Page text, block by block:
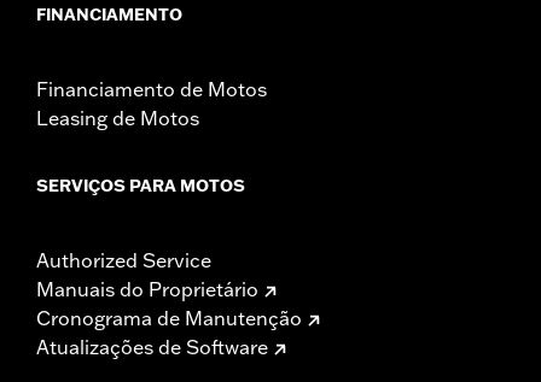
FINANCIAMENTO
Financiamento de Motos
Leasing de Motos
SERVIÇOS PARA MOTOS
Authorized Service
Manuais do Proprietário
Cronograma de Manutenção
Atualizações de Software